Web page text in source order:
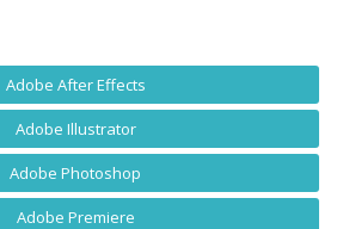
Adobe After Effects
Adobe Illustrator
Adobe Photoshop
Adobe Premiere